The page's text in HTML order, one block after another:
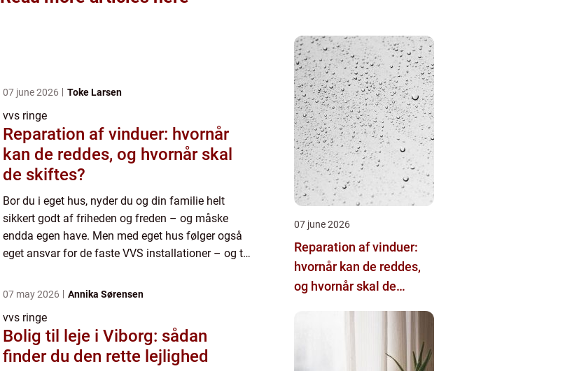
07 june 2026 Toke Larsen
vvs ringe
Reparation af vinduer: hvornår
kan de reddes, og hvornår skal
de skiftes?
Bor du i eget hus, nyder du og din familie helt
sikkert godt af friheden og freden – og måske
endda egen have. Men med eget hus følger også
eget ansvar for de faste VVS installationer – og til
install...
07 may 2026 Annika Sørensen
vvs ringe
Bolig til leje i Viborg: sådan
finder du den rette lejlighed
07 june 2026
Reparation af vinduer:
hvornår kan de reddes,
og hvornår skal de